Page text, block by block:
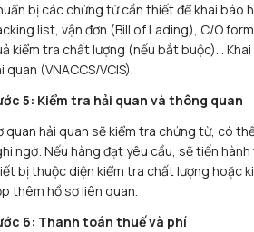
bị các chứng từ cần thiết để khai báo
list, vận đơn (Bill of Lading), C/O
kiểm tra chất lượng (nếu bắt buộc)…
quan (VNACCS/VCIS).
5: Kiểm tra hải quan và thông quan
quan hải quan sẽ kiểm tra chứng từ, có
ngờ. Nếu hàng đạt yêu cầu, sẽ tiến
bị thuộc diện kiểm tra chất lượng hoặc
thêm hồ sơ liên quan.
6: Thanh toán thuế và phí